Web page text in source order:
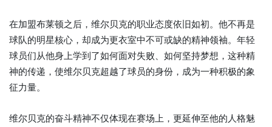
在加盟布莱顿之后，维尔贝克的职业态度依旧如初。他不再是
球队的明星核心，却成为更衣室中不可或缺的精神领袖。年轻
球员们从他身上学到了如何面对失败、如何坚持梦想，这种精
神的传递，使维尔贝克超越了球员的身份，成为一种积极的象
征力量。
维尔贝克的奋斗精神不仅体现在赛场上，更延伸至他的人格魅